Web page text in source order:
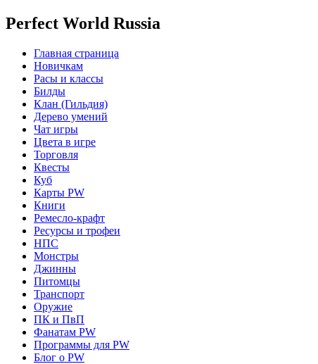
Perfect World Russia
Главная страница
Новичкам
Расы и классы
Билды
Клан (Гильдия)
Дерево умений
Чат игры
Цвета в игре
Торговля
Квесты
Куб
Карты PW
Книги
Ремесло-крафт
Ресурсы и трофеи
НПС
Монстры
Джинны
Питомцы
Транспорт
Оружие
ПК и ПвП
Фанатам PW
Программы для PW
Блог о PW